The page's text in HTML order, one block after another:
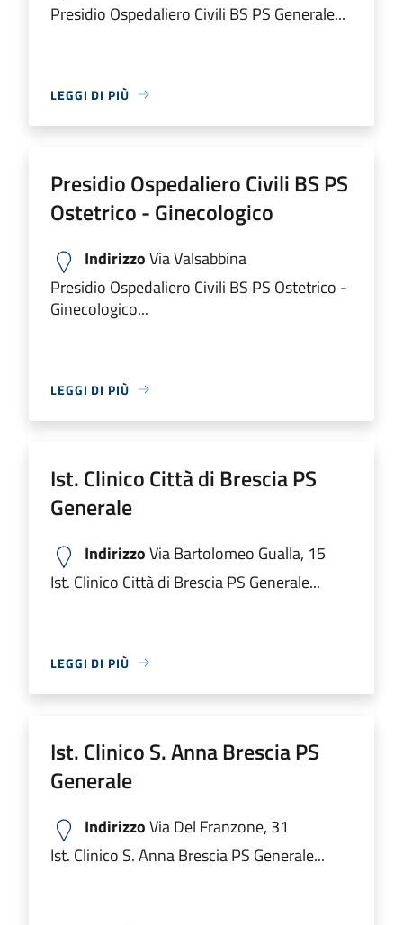
Presidio Ospedaliero Civili BS PS Generale...
LEGGI DI PIÙ
Presidio Ospedaliero Civili BS PS
Ostetrico - Ginecologico
IndirizzoVia Valsabbina
Presidio Ospedaliero Civili BS PS Ostetrico -
Ginecologico...
LEGGI DI PIÙ
Ist. Clinico Città di Brescia PS
Generale
IndirizzoVia Bartolomeo Gualla, 15
Ist. Clinico Città di Brescia PS Generale...
LEGGI DI PIÙ
Ist. Clinico S. Anna Brescia PS
Generale
IndirizzoVia Del Franzone, 31
Ist. Clinico S. Anna Brescia PS Generale...